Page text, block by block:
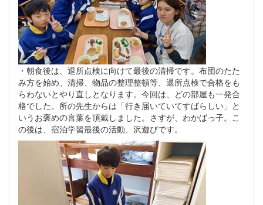
・朝食後は、退所点検に向けて最後の清掃です。布団のたた
み方を始め、清掃、物品の整理整頓等、退所点検で合格をも
らわないとやり直しとなります。今回は、どの部屋も一発合
格でした。所の先生からは「行き届いていてすばらしい」と
いうお褒めの言葉を頂戴しました。さすが、わかばっ子。こ
の後は、宿泊学習最後の活動、沢遊びです。